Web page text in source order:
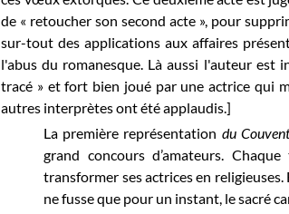
de « retoucher son second acte », pour
sur-tout des applications aux affaires
l'abus du romanesque. Là aussi l'auteur est
tracé » et fort bien joué par une actrice qui
autres interprètes ont été applaudis.]
La première représentation du Couvent
grand concours d’amateurs.
transformer ses actrices en
ne fusse que pour un instant, le sacré